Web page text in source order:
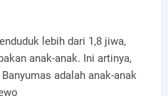
lebih dari 1,8 jiwa,
anak-anak. Ini artinya,
adalah anak-anak